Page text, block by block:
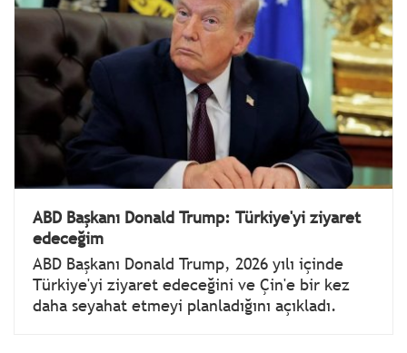
ABD Başkanı Donald Trump: Türkiye'yi ziyaret
edeceğim
ABD Başkanı Donald Trump, 2026 yılı içinde
Türkiye'yi ziyaret edeceğini ve Çin'e bir kez
daha seyahat etmeyi planladığını açıkladı.